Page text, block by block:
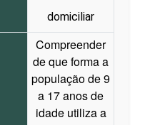
domiciliar
Compreender
de que forma a
população de 9
a 17 anos de
idade utiliza a